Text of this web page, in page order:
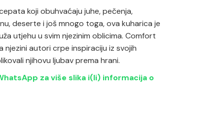
koji obuhvaćaju juhe, pečenja,
deserte i još mnogo toga, ova kuharica je
utjehu u svim njezinim oblicima. Comfort
autori crpe inspiraciju iz svojih
njihovu ljubav prema hrani.
za više slika i(li) informacija o